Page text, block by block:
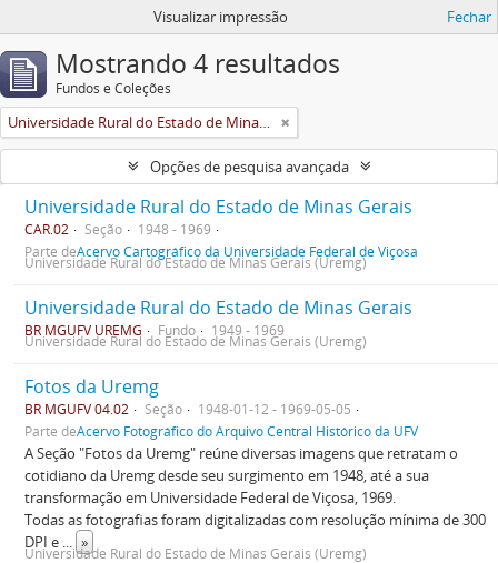
Visualizar impressão Fechar
Mostrando 4 resultados
Fundos e Coleções
Universidade Rural do Estado de Minas Gerais (Uremg)
Opções de pesquisa avançada
Universidade Rural do Estado de Minas Gerais
CAR.02 Seção
1948 - 1969
Parte deAcervo Cartográfico da Universidade Federal de Viçosa
Universidade Rural do Estado de Minas Gerais (Uremg)
Universidade Rural do Estado de Minas Gerais
BR MGUFV UREMG Fundo 1949 - 1969
Universidade Rural do Estado de Minas Gerais (Uremg)
Fotos da Uremg
BR MGUFV 04.02 Seção
1948-01-12 - 1969-05-05
Parte deAcervo Fotográfico do Arquivo Central Histórico da UFV
A Seção "Fotos da Uremg" reúne diversas imagens que retratam o
cotidiano da Uremg desde seu surgimento em 1948, até a sua
transformação em Universidade Federal de Viçosa, 1969.
Todas as fotografias foram digitalizadas com resolução mínima de 300
DPI e ... »
Universidade Rural do Estado de Minas Gerais (Uremg)